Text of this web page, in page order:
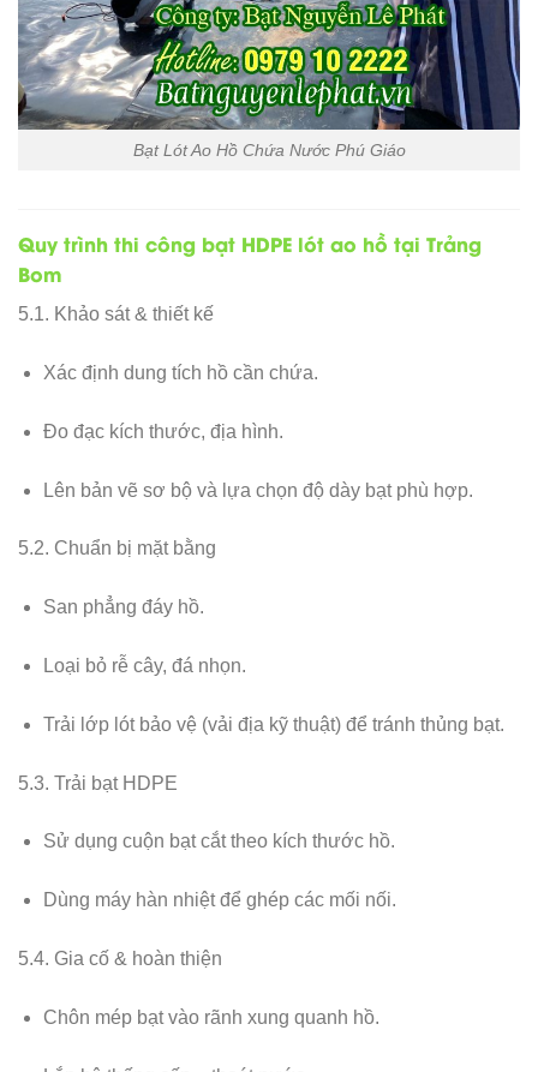
Bạt Lót Ao Hồ Chứa Nước Phú Giáo
Quy trình thi công bạt HDPE lót ao hồ tại Trảng
Bom
5.1. Khảo sát & thiết kế
Xác định dung tích hồ cần chứa.
Đo đạc kích thước, địa hình.
Lên bản vẽ sơ bộ và lựa chọn độ dày bạt phù hợp.
5.2. Chuẩn bị mặt bằng
San phẳng đáy hồ.
Loại bỏ rễ cây, đá nhọn.
Trải lớp lót bảo vệ (vải địa kỹ thuật) để tránh thủng bạt.
5.3. Trải bạt HDPE
Sử dụng cuộn bạt cắt theo kích thước hồ.
Dùng máy hàn nhiệt để ghép các mối nối.
5.4. Gia cố & hoàn thiện
Chôn mép bạt vào rãnh xung quanh hồ.